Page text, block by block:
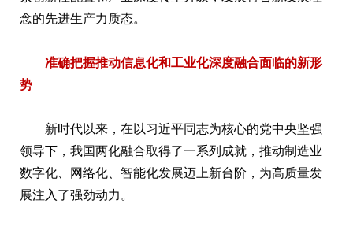
念的先进生产力质态。
准确把握推动信息化和工业化深度融合面临的新形
势
新时代以来，在以习近平同志为核心的党中央坚强
领导下，我国两化融合取得了一系列成就，推动制造业
数字化、网络化、智能化发展迈上新台阶，为高质量发
展注入了强劲动力。